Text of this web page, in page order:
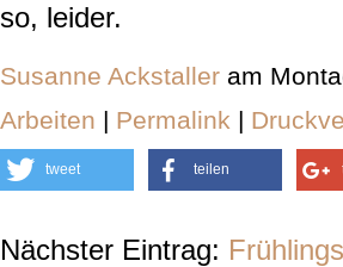
so, leider.
Susanne Ackstaller am
Arbeiten | Permalink |
tweet teilen
Nächster Eintrag: